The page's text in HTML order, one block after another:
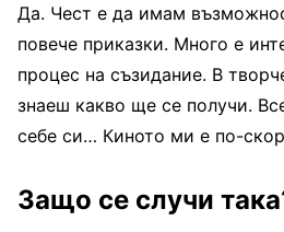
Да. Чест е да имам
повече приказки. Много е
процес на съзидание. В
знаеш какво ще се получи.
себе си… Киното ми е по-
Защо се случи